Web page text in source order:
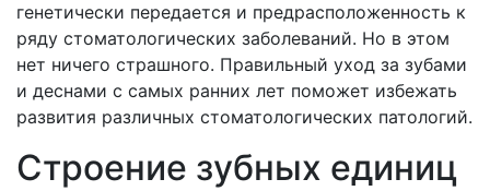
генетически передается и предрасположенность к
ряду стоматологических заболеваний. Но в этом
нет ничего страшного. Правильный уход за зубами
и деснами с самых ранних лет поможет избежать
развития различных стоматологических патологий.
Строение зубных единиц